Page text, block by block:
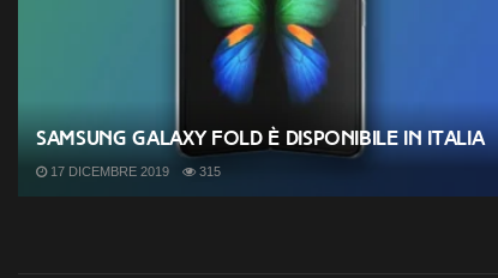
Samsung Galaxy Fold è disponibile in Italia
17 DICEMBRE 2019 315